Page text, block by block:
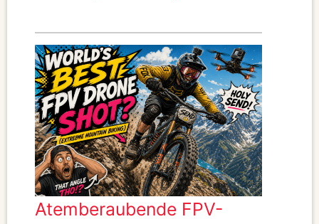
Atemberaubende FPV-